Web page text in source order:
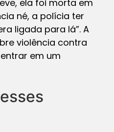
ela foi morta em
né, a polícia ter
ligada para lá”. A
violência contra
em um